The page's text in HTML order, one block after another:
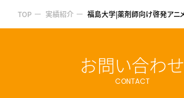
TOP 実績紹介
お問い合わせ
CONTACT